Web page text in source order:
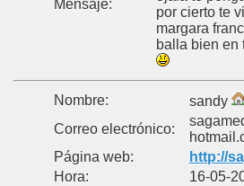
Mensaje:
por cierto te
margara
balla bien en
Nombre:
sandy
Correo electrónico:
Página web:
http://
Hora:
16-05-